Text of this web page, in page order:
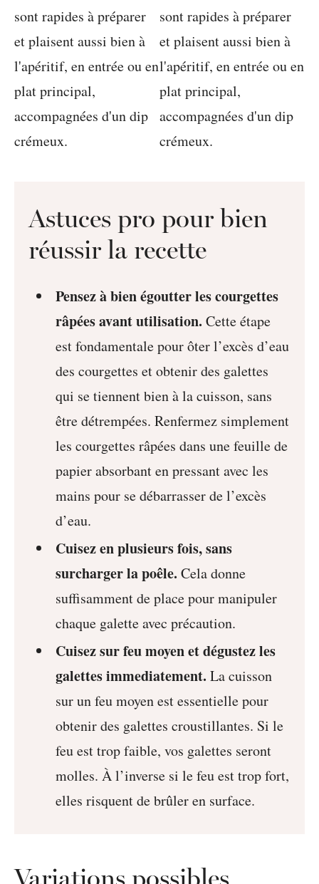
Astuces pro pour bien
réussir la recette
Pensez à bien égoutter les courgettes
râpées avant utilisation. Cette étape
est fondamentale pour ôter l’excès d’eau
des courgettes et obtenir des galettes
qui se tiennent bien à la cuisson, sans
être détrempées. Renfermez simplement
les courgettes râpées dans une feuille de
papier absorbant en pressant avec les
mains pour se débarrasser de l’excès
d’eau.
Cuisez en plusieurs fois, sans
surcharger la poêle. Cela donne
suffisamment de place pour manipuler
chaque galette avec précaution.
Cuisez sur feu moyen et dégustez les
galettes immediatement. La cuisson
sur un feu moyen est essentielle pour
obtenir des galettes croustillantes. Si le
feu est trop faible, vos galettes seront
molles. À l’inverse si le feu est trop fort,
elles risquent de brûler en surface.